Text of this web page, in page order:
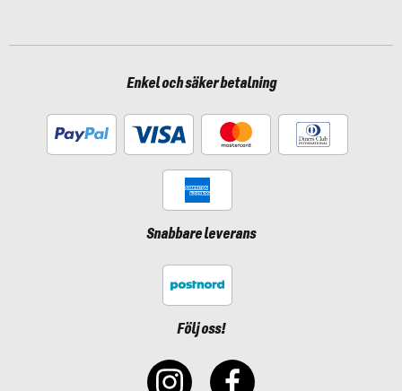
Enkel och säker betalning
Snabbare leverans
Följ oss!